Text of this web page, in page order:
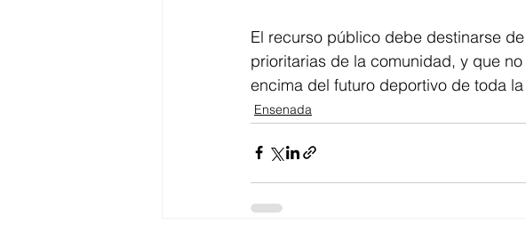
El recurso público debe destinarse
prioritarias de la comunidad, y que
encima del futuro deportivo de toda
Ensenada